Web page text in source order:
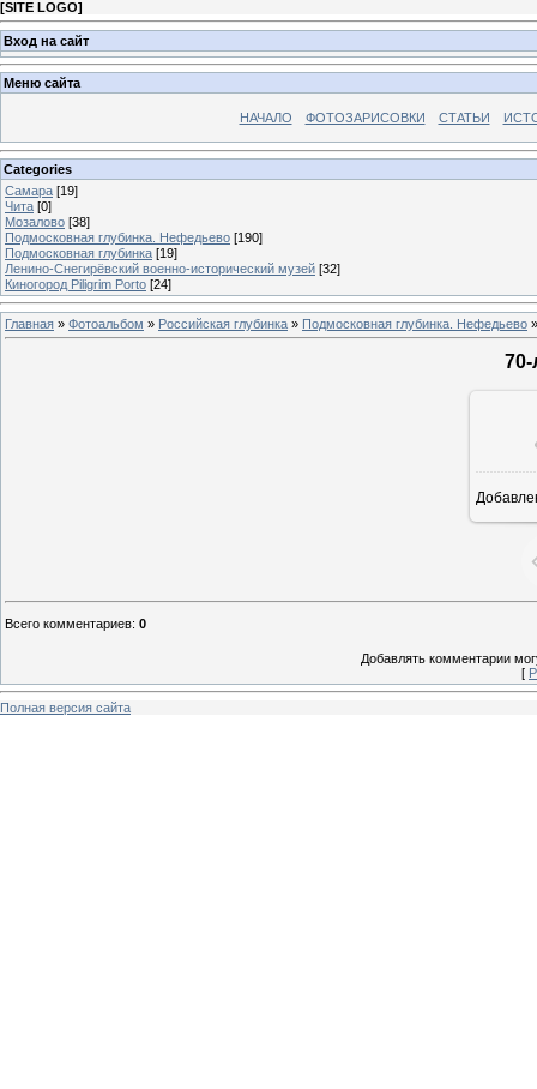
[SITE LOGO]
Вход на сайт
Меню сайта
НАЧАЛО ФОТОЗАРИСОВКИ СТАТЬИ
Categories
Самара [19]
Чита [0]
Мозалово [38]
Подмосковная глубинка. Нефедьево [190]
Подмосковная глубинка [19]
Ленино-Снегирёвский военно-исторический музей [32]
Киногород Piligrim Porto [24]
Главная » Фотоальбом » Российская глубинка » Подмосковная глубинка. Нефедьево
Всего комментариев: 0
Добавлять комментарии
[
Полная версия сайта